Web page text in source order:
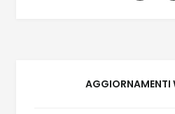
AGGIORNAMENTI